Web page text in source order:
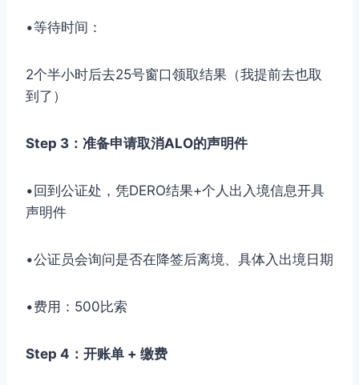
•等待时间：
2个半小时后去25号窗口领取结果（我提前去也取
到了）
Step 3：准备申请取消ALO的声明件
•回到公证处，凭DERO结果+个人出入境信息开具
声明件
•公证员会询问是否在降签后离境、具体入出境日期
•费用：500比索
Step 4：开账单 + 缴费